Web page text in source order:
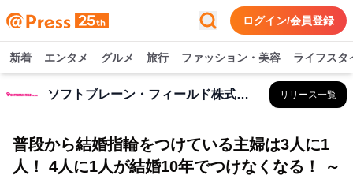
ログイン/会員登録
新着 エンタメ グルメ 旅行 ファッション・美容 ライフスタ
ソフトブレーン・フィールド株式会社 リリース一覧
普段から結婚指輪をつけている主婦は3人に1
人！ 4人に1人が結婚10年でつけなくなる！ ～